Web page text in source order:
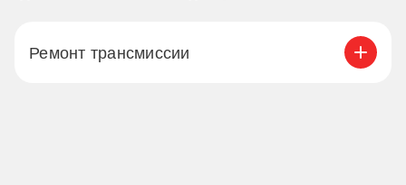
Ремонт трансмиссии